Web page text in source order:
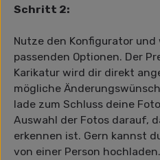
Schritt 2:
Nutze den Konfigurator
passenden Optionen. Der
Karikatur wird dir direkt
mögliche
lade zum Schluss deine
Auswahl der Fotos darauf,
erkennen ist. Gern kannst
von einer Person